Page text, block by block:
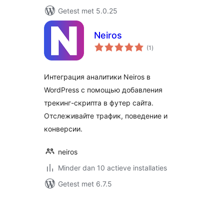
Getest met 5.0.25
Neiros
(1 totaal
waarderingen
)
Интеграция аналитики Neiros в
WordPress с помощью добавления
трекинг-скрипта в футер сайта.
Отслеживайте трафик, поведение и
конверсии.
neiros
Minder dan 10 actieve installaties
Getest met 6.7.5